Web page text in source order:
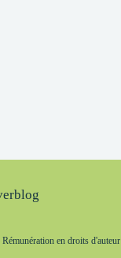
Rémunération en droits d'auteur